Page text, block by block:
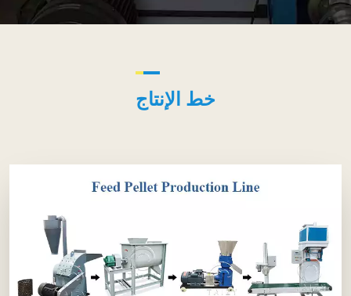
خط الإنتاج